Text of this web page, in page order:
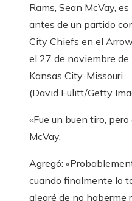
Rams, Sean McVay,
antes de un partido
City Chiefs en el
el 27 de noviembre
Kansas City, Missouri.
(David Eulitt/Getty
«Fue un buen tiro,
McVay.
Agregó:
cuando finalmente lo
alegré de no haberme